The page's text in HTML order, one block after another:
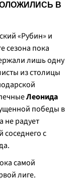
В
«Рубин» и
сезона пока
лишь одну
из столицы
Леонида
победы в
не радует
соседнего с
самой
лиге.